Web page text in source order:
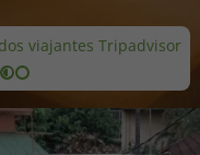
viajantes Tripadvisor